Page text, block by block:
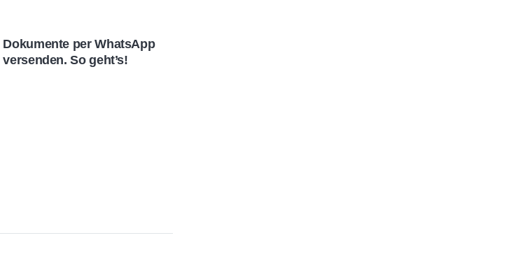
Dokumente per WhatsApp
versenden. So geht’s!